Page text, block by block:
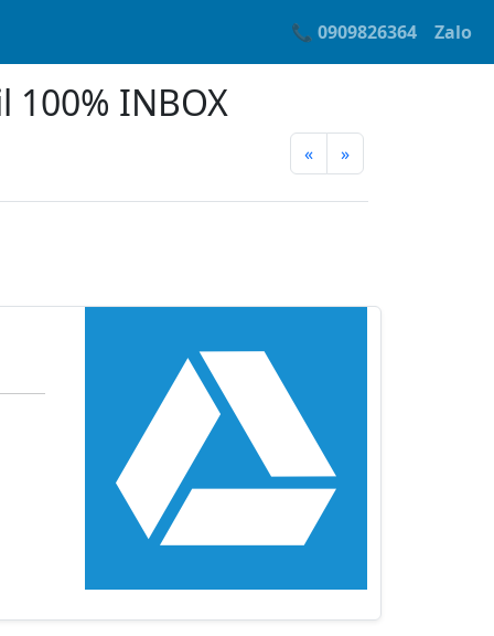
📞 0909826364 Zalo
100% INBOX
« »